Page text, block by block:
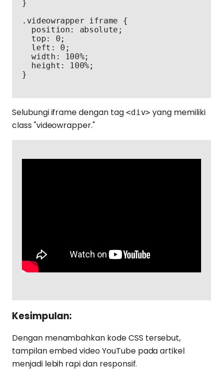
}
.videowrapper iframe {
  width: 100%;
Selubungi iframe dengan tag <div> yang memiliki
class "videowrapper."
Kesimpulan:
Dengan menambahkan kode CSS tersebut,
tampilan embed video YouTube pada artikel
menjadi lebih rapi dan responsif.